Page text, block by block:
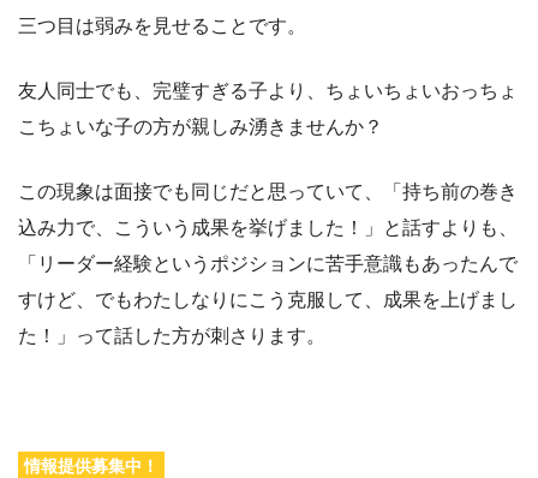
三つ目は弱みを見せることです。
友人同士でも、完璧すぎる子より、ちょいちょいおっちょ
こちょいな子の方が親しみ湧きませんか？
この現象は面接でも同じだと思っていて、「持ち前の巻き
込み力で、こういう成果を挙げました！」と話すよりも、
「リーダー経験というポジションに苦手意識もあったんで
すけど、でもわたしなりにこう克服して、成果を上げまし
た！」って話した方が刺さります。
情報提供募集中！